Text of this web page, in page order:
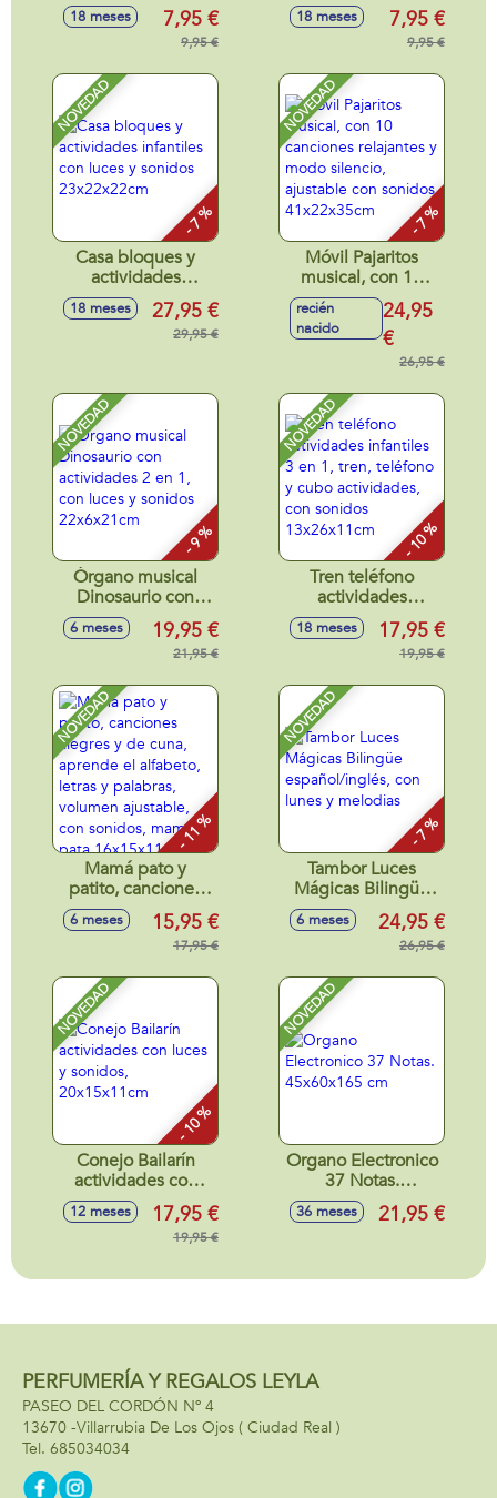
sonidos
16'5x8'5x11cm -
Modelos surtidos
18 meses 7,95 €
9,95 €
y sonidos
17x11x10cm -
Modelos surtidos
18 meses 7,95 €
9,95 €
NOVEDAD
- 7 %
Casa bloques y
actividades
infantiles con luces
y sonidos
23x22x22cm
18 meses 27,95 €
29,95 €
NOVEDAD
- 7 %
Móvil Pajaritos
musical, con 10
canciones
relajantes y modo
silencio, ajustable
con sonidos
recién
nacido
24,95
€
26,95 €
NOVEDAD
- 9 %
Órgano musical
Dinosaurio con
actividades 2 en 1,
con luces y sonidos
22x6x21cm
6 meses 19,95 €
21,95 €
NOVEDAD
- 10 %
Tren teléfono
actividades
infantiles 3 en 1,
tren, teléfono y
cubo actividades,
13x26x11cm
18 meses 17,95 €
19,95 €
NOVEDAD
- 11 %
Mamá pato y
patito, canciones
alegres y de cuna,
aprende el
alfabeto, letras y
ajustable, con
sonidos, mamá
pata 16x15x11cm y
patito 6x6x4cm
6 meses 15,95 €
17,95 €
NOVEDAD
- 7 %
Tambor Luces
Mágicas Bilingüe
español/inglés, con
lunes y melodias
6 meses 24,95 €
26,95 €
NOVEDAD
- 10 %
Conejo Bailarín
actividades con
luces y sonidos,
20x15x11cm
12 meses 17,95 €
19,95 €
NOVEDAD
Organo Electronico
37 Notas.
45x60x165 cm
36 meses 21,95 €
PERFUMERÍA Y REGALOS LEYLA
PASEO DEL CORDÓN Nº 4
13670 -Villarrubia De Los Ojos ( Ciudad Real )
685034034